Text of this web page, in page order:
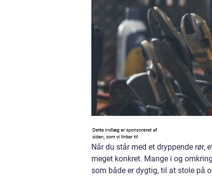
Når du står med et dryppende rør,
meget konkret. Mange i og
som både er dygtig, til at stole på